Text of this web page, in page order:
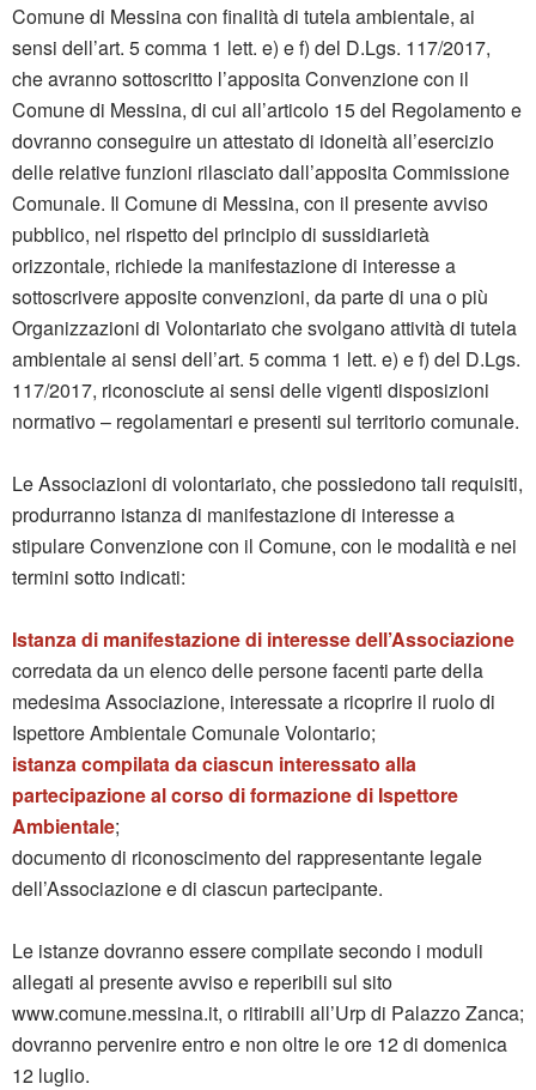
Comune di Messina con finalità di tutela ambientale, ai
sensi dell’art. 5 comma 1 lett. e) e f) del D.Lgs. 117/2017,
che avranno sottoscritto l’apposita Convenzione con il
Comune di Messina, di cui all’articolo 15 del Regolamento e
dovranno conseguire un attestato di idoneità all’esercizio
delle relative funzioni rilasciato dall’apposita Commissione
Comunale. Il Comune di Messina, con il presente avviso
pubblico, nel rispetto del principio di sussidiarietà
orizzontale, richiede la manifestazione di interesse a
sottoscrivere apposite convenzioni, da parte di una o più
Organizzazioni di Volontariato che svolgano attività di tutela
ambientale ai sensi dell’art. 5 comma 1 lett. e) e f) del D.Lgs.
117/2017, riconosciute ai sensi delle vigenti disposizioni
normativo – regolamentari e presenti sul territorio comunale.
Le Associazioni di volontariato, che possiedono tali requisiti,
produrranno istanza di manifestazione di interesse a
stipulare Convenzione con il Comune, con le modalità e nei
termini sotto indicati:
Istanza di manifestazione di interesse dell’Associazione
corredata da un elenco delle persone facenti parte della
medesima Associazione, interessate a ricoprire il ruolo di
Ispettore Ambientale Comunale Volontario;
istanza compilata da ciascun interessato alla
partecipazione al corso di formazione di Ispettore
Ambientale;
documento di riconoscimento del rappresentante legale
dell’Associazione e di ciascun partecipante.
Le istanze dovranno essere compilate secondo i moduli
allegati al presente avviso e reperibili sul sito
www.comune.messina.it, o ritirabili all’Urp di Palazzo Zanca;
dovranno pervenire entro e non oltre le ore 12 di domenica
12 luglio.